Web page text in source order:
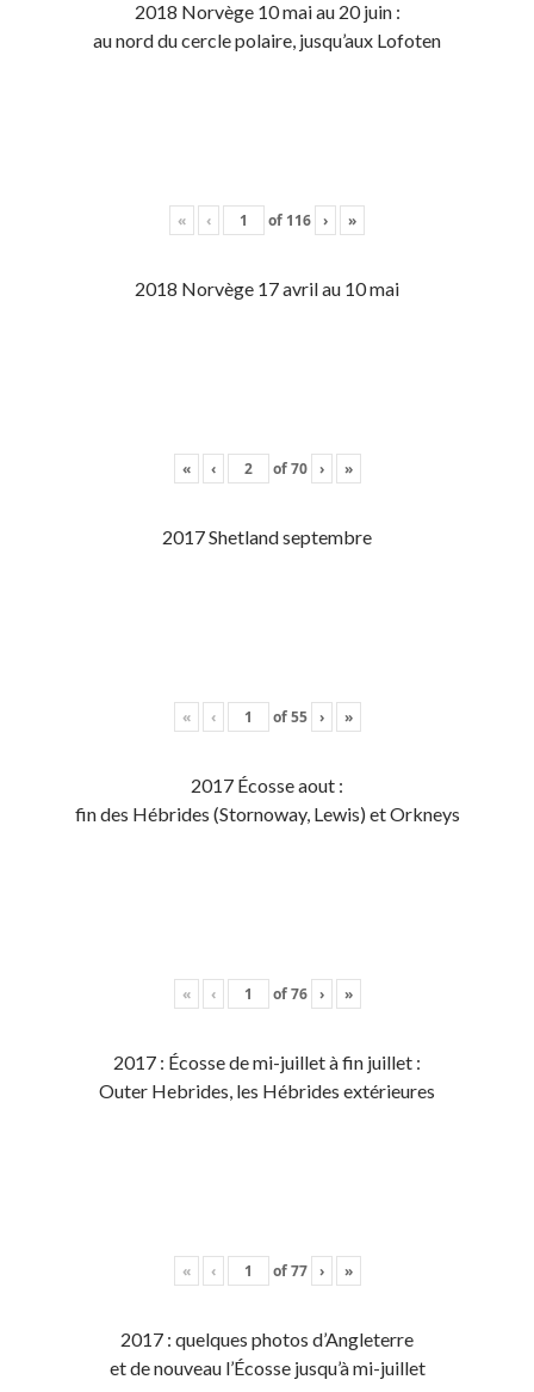
2018 Norvège 10 mai au 20 juin :
au nord du cercle polaire, jusqu’aux Lofoten
« ‹ of 116 › »
2018 Norvège 17 avril au 10 mai
« ‹ of70 › »
2017 Shetland septembre
« ‹ of55 › »
2017 Écosse aout :
fin des Hébrides (Stornoway, Lewis) et Orkneys
« ‹ of76 › »
2017 : Écosse de mi-juillet à fin juillet :
Outer Hebrides, les Hébrides extérieures
« ‹ of77 › »
2017 : quelques photos d’Angleterre
et de nouveau l’Écosse jusqu’à mi-juillet